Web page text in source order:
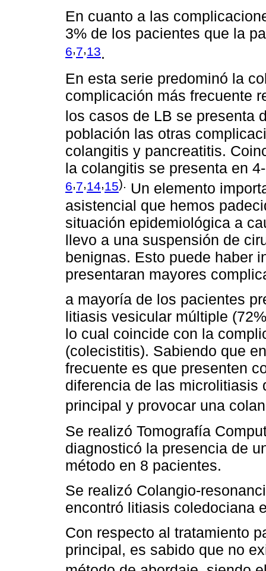
En cuanto a las
3% de los pacientes que la
6,7,13.
En esta serie predominó la
complicación más frecuente
los casos de LB se presenta
población las otras
colangitis y pancreatitis.
la colangitis se presenta en
6,7,14,15). Un elemento
asistencial que hemos
situación epidemiológica a
llevo a una suspensión de
benignas. Esto puede haber
presentaran mayores
a mayoría de los pacientes
litiasis vesicular múltiple
lo cual coincide con la
(colecistitis). Sabiendo que
frecuente es que presenten
diferencia de las microlitiasis
principal y provocar una
Se realizó Tomografía
diagnosticó la presencia de
método en 8 pacientes.
Se realizó Colangio-
encontró litiasis coledociana
Con respecto al tratamiento
principal, es sabido que no